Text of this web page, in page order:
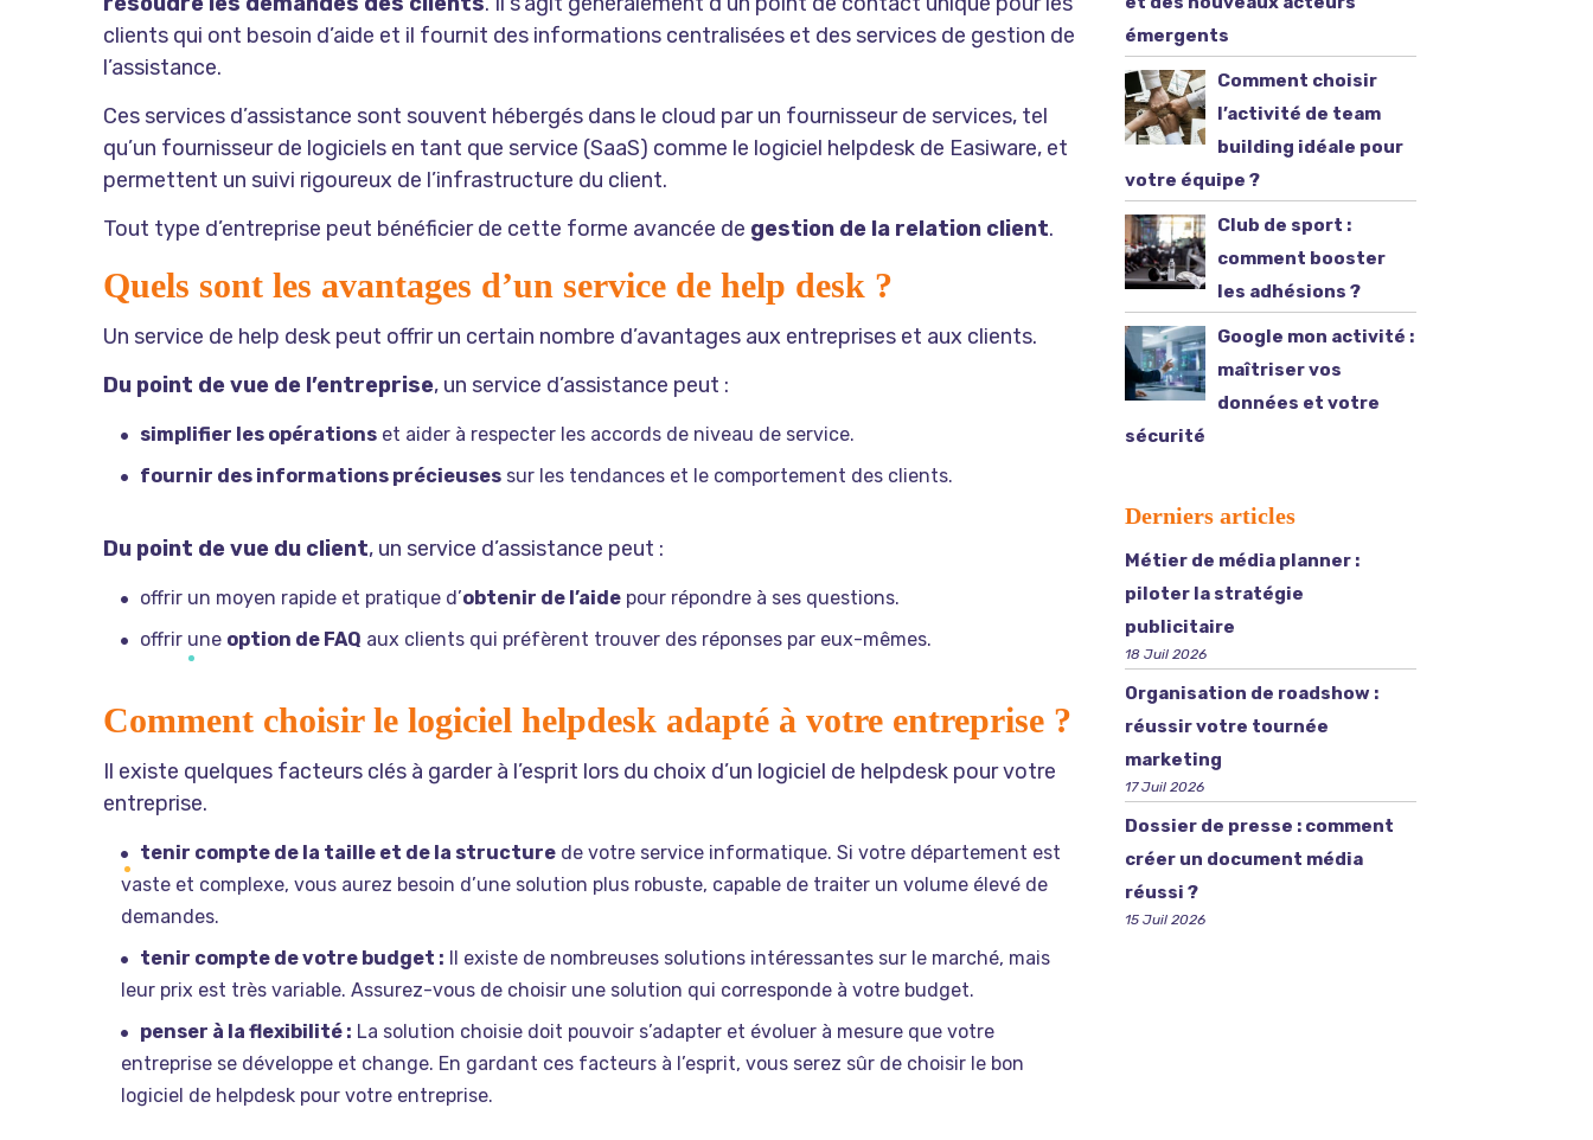
clients qui ont besoin d’aide et il fournit des informations centralisées et des services de gestion de
l’assistance.
Ces services d’assistance sont souvent hébergés dans le cloud par un fournisseur de services, tel
qu’un fournisseur de logiciels en tant que service (SaaS) comme le logiciel helpdesk de Easiware, et
permettent un suivi rigoureux de l’infrastructure du client.
Tout type d’entreprise peut bénéficier de cette forme avancée de gestion de la relation client.
Quels sont les avantages d’un service de help desk ?
Un service de help desk peut offrir un certain nombre d’avantages aux entreprises et aux clients.
Du point de vue de l’entreprise, un service d’assistance peut :
simplifier les opérations et aider à respecter les accords de niveau de service.
fournir des informations précieuses sur les tendances et le comportement des clients.
Du point de vue du client, un service d’assistance peut :
offrir un moyen rapide et pratique d’obtenir de l’aide pour répondre à ses questions.
offrir une option de FAQ aux clients qui préfèrent trouver des réponses par eux-mêmes.
Comment choisir le logiciel helpdesk adapté à votre entreprise ?
Il existe quelques facteurs clés à garder à l’esprit lors du choix d’un logiciel de helpdesk pour votre
entreprise.
tenir compte de la taille et de la structure de votre service informatique. Si votre département est
vaste et complexe, vous aurez besoin d’une solution plus robuste, capable de traiter un volume élevé de
demandes.
tenir compte de votre budget : Il existe de nombreuses solutions intéressantes sur le marché, mais
leur prix est très variable. Assurez-vous de choisir une solution qui corresponde à votre budget.
penser à la flexibilité : La solution choisie doit pouvoir s’adapter et évoluer à mesure que votre
entreprise se développe et change. En gardant ces facteurs à l’esprit, vous serez sûr de choisir le bon
logiciel de helpdesk pour votre entreprise.
émergents
Comment choisir
l’activité de team
building idéale pour
votre équipe ?
Club de sport :
comment booster
les adhésions ?
Google mon activité :
maîtriser vos
données et votre
sécurité
Derniers articles
Métier de média planner :
piloter la stratégie
publicitaire
18 Juil 2026
Organisation de roadshow :
réussir votre tournée
marketing
17 Juil 2026
Dossier de presse : comment
créer un document média
réussi ?
15 Juil 2026